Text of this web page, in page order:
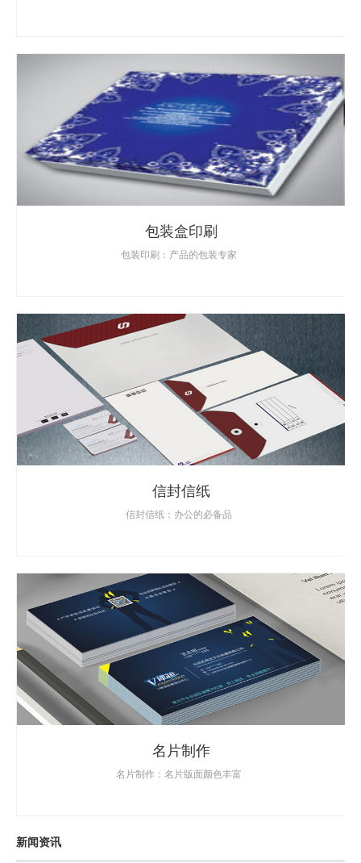
包装盒印刷
包装印刷：产品的包装专家
信封信纸
信封信纸：办公的必备品
名片制作
名片制作：名片版面颜色丰富
新闻资讯